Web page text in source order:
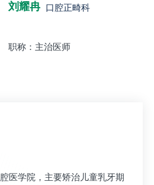
刘耀冉 口腔正畸科
职称：主治医师
医学院，主要矫治儿童乳牙期